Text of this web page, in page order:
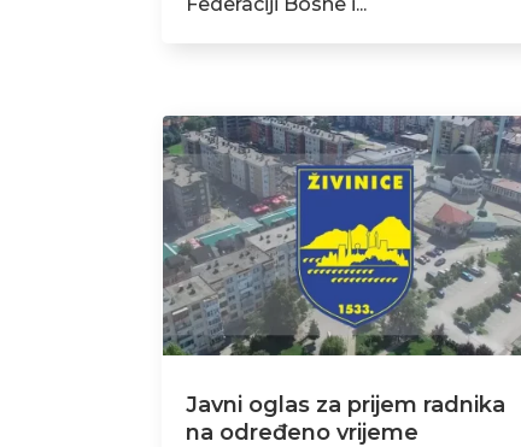
Javni oglas za prijem radnika
na određeno vrijeme